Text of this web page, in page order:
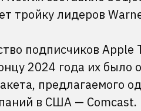
тройку лидеров
подписчиков
2024 года их было
предлагаемого
в США — Comcast.